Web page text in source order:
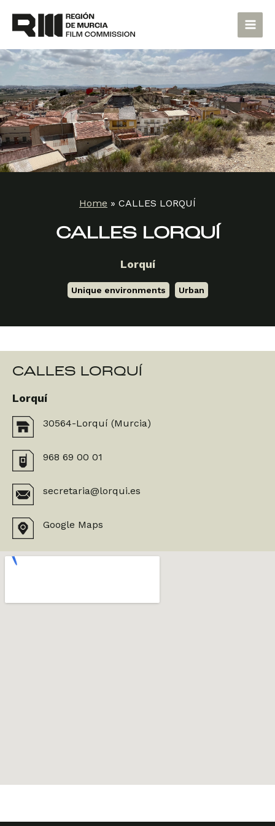
content
Main
Home » CALLES LORQUÍ
CALLES LORQUÍ
Lorquí
Unique environments Urban
CALLES LORQUÍ
Lorquí
30564-Lorquí (Murcia)
968 69 00 01
secretaria@lorqui.es
Google Maps